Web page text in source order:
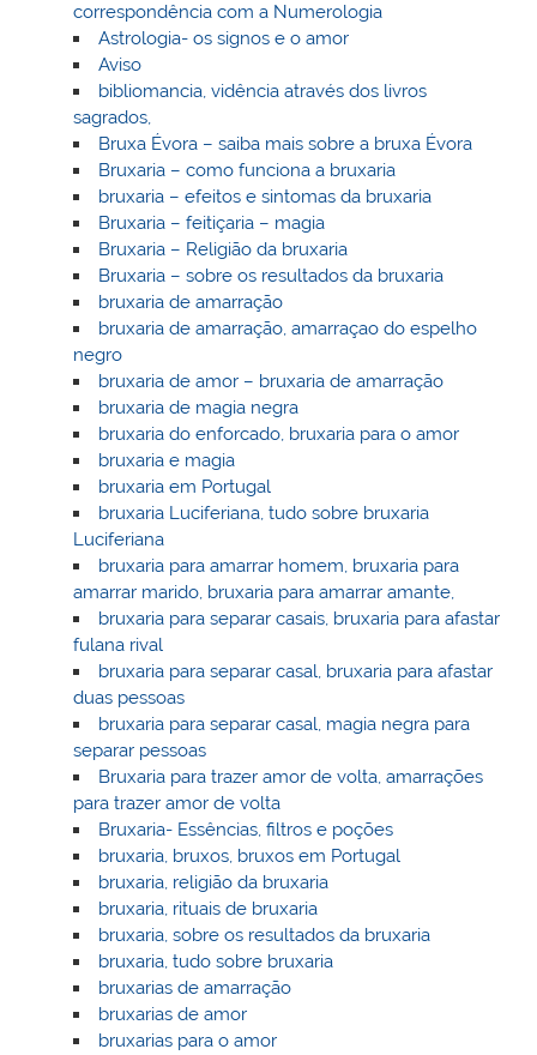
correspondência com a Numerologia
Astrologia- os signos e o amor
Aviso
bibliomancia, vidência através dos livros
sagrados,
Bruxa Évora – saiba mais sobre a bruxa Évora
Bruxaria – como funciona a bruxaria
bruxaria – efeitos e sintomas da bruxaria
Bruxaria – feitiçaria – magia
Bruxaria – Religião da bruxaria
Bruxaria – sobre os resultados da bruxaria
bruxaria de amarração
bruxaria de amarração, amarraçao do espelho
negro
bruxaria de amor – bruxaria de amarração
bruxaria de magia negra
bruxaria do enforcado, bruxaria para o amor
bruxaria e magia
bruxaria em Portugal
bruxaria Luciferiana, tudo sobre bruxaria
Luciferiana
bruxaria para amarrar homem, bruxaria para
amarrar marido, bruxaria para amarrar amante,
bruxaria para separar casais, bruxaria para afastar
fulana rival
bruxaria para separar casal, bruxaria para afastar
duas pessoas
bruxaria para separar casal, magia negra para
separar pessoas
Bruxaria para trazer amor de volta, amarrações
para trazer amor de volta
Bruxaria- Essências, filtros e poções
bruxaria, bruxos, bruxos em Portugal
bruxaria, religião da bruxaria
bruxaria, rituais de bruxaria
bruxaria, sobre os resultados da bruxaria
bruxaria, tudo sobre bruxaria
bruxarias de amarração
bruxarias de amor
bruxarias para o amor